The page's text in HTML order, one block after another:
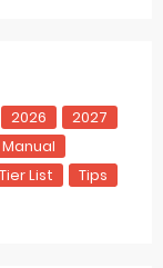
2026
2027
Manual
Tier List
Tips